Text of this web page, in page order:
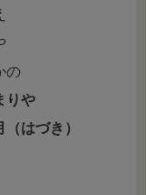
の
りや
はづき）